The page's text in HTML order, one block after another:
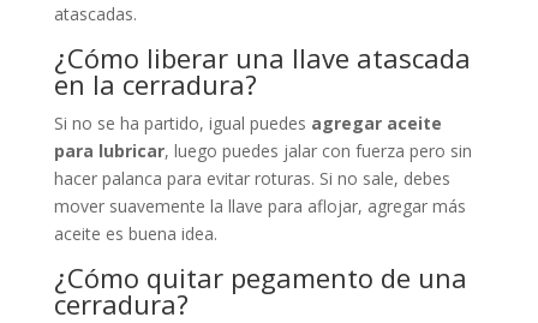
atascadas.
¿Cómo liberar una llave atascada
en la cerradura?
Si no se ha partido, igual puedes agregar aceite
para lubricar, luego puedes jalar con fuerza pero sin
hacer palanca para evitar roturas. Si no sale, debes
mover suavemente la llave para aflojar, agregar más
aceite es buena idea.
¿Cómo quitar pegamento de una
cerradura?